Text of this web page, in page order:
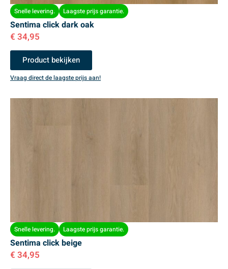
Snelle levering. Laagste prijs garantie.
Sentima click dark oak
€ 34,95
Product bekijken
Vraag direct de laagste prijs aan!
Snelle levering. Laagste prijs garantie.
Sentima click beige
€ 34,95